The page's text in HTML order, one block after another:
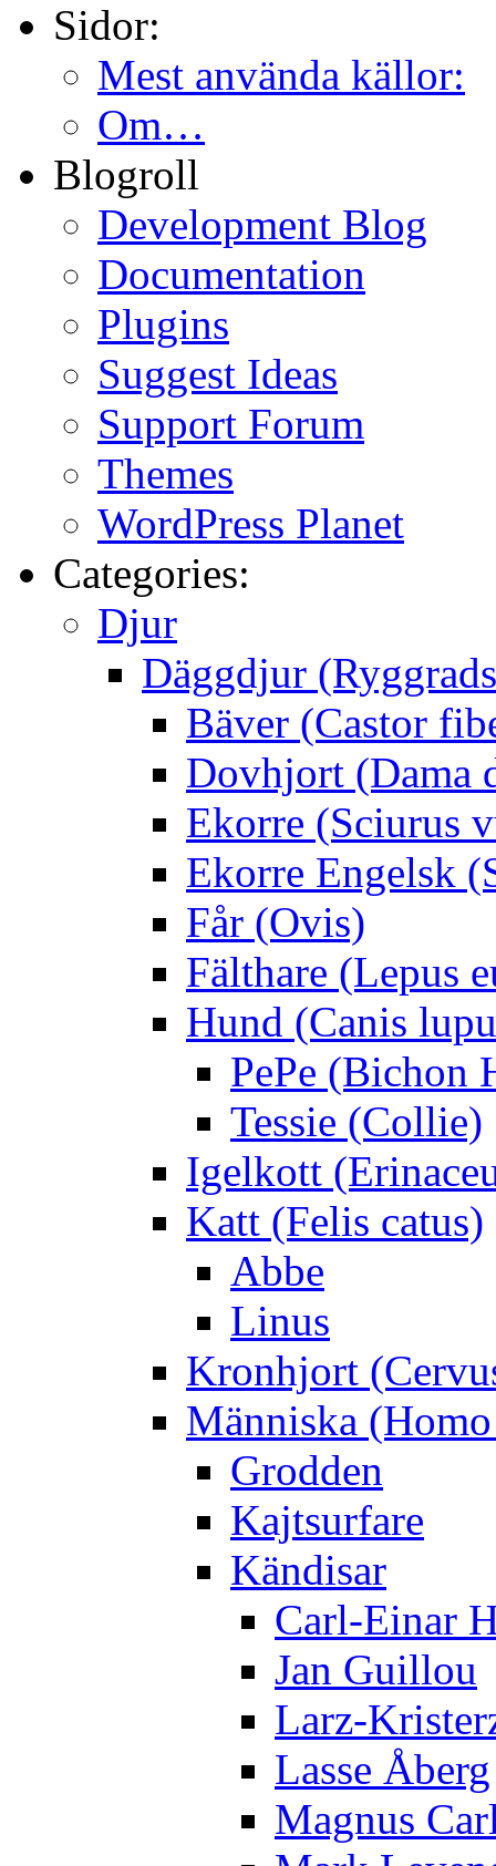
Sidor:
Mest använda källor:
Om…
Blogroll
Development Blog
Documentation
Plugins
Suggest Ideas
Support Forum
Themes
WordPress Planet
Categories:
Djur
Däggdjur
Bäver (Castor
Dovhjort (Dama
Ekorre (Sciurus
Ekorre Engelsk
Får (Ovis)
Fälthare (Lepus
Hund (Canis
PePe (Bichon
Tessie (Collie)
Igelkott
Katt (Felis catus)
Abbe
Linus
Kronhjort
Människa
Grodden
Kajtsurfare
Kändisar
Carl-Einar
Jan Guillou
Larz-
Lasse Åberg
Magnus